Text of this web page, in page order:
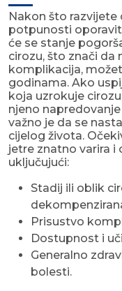
Nakon što razvijete
potpunosti
će se stanje
cirozu, što znači
komplikacija,
godinama. Ako
koja uzrokuje
njeno
važno je da se
cijelog života.
jetre znatno varira i
uključujući:
Stadij ili oblik
Prisustvo
Dostupnost i
Generalno
bolesti.